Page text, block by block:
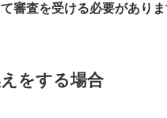
審査を受ける必要があり
をする場合